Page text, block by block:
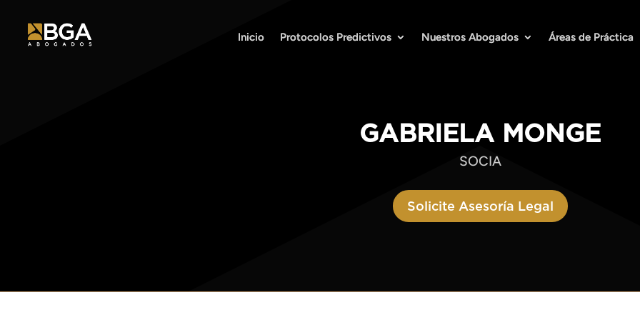
Inicio Protocolos Predictivos Nuestros Abogados Áreas de Práctica
Inicio Protocolos Predictivos Nuestros Abogados Áreas de Práctica
GABRIELA MONGE
SOCIA
Solicite Asesoría Legal